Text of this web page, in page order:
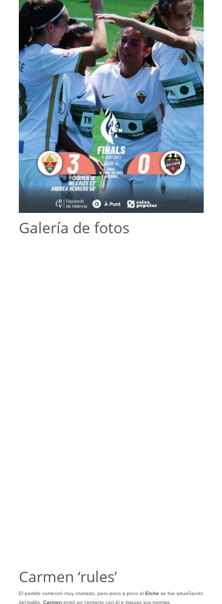
Galería de fotos
Carmen ‘rules’
El partido comenzó muy nivelado, pero poco a poco el Elchese fue adueñando
del balón, Carmenentró en contacto con él e impuso sus normas.